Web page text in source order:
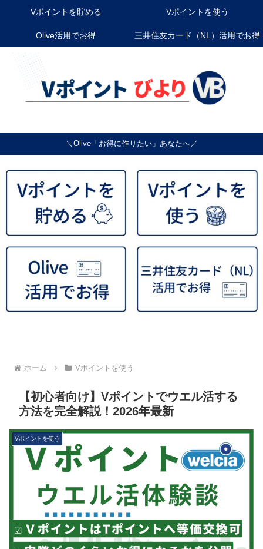
Vポイントを貯める Vポイントを使う
Olive活用でお得 三井住友カード（NL）活用でお得
＼Olive「お得に作りたい」あなたへ／
ホーム Vポイントを使う
【初心者向け】Vポイントでウエル活する
方法を完全解説！2026年最新
Vポイントを使う